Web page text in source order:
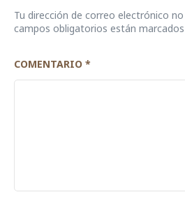
Tu dirección de correo electrónico no
campos obligatorios están
COMENTARIO *